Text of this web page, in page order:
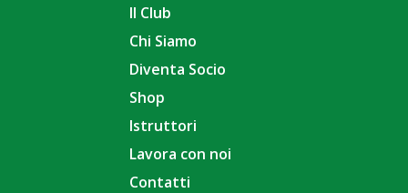
Il Club
Chi Siamo
Diventa Socio
Shop
Istruttori
Lavora con noi
Contatti